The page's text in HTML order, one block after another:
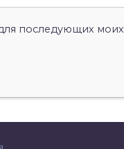
последующих моих